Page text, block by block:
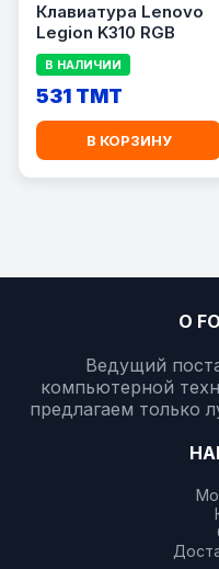
Клавиатура Lenovo
Legion K310 RGB
В НАЛИЧИИ
531 TMT
В КОРЗИНУ
О
Ведущий
компьютерной
предлагаем только